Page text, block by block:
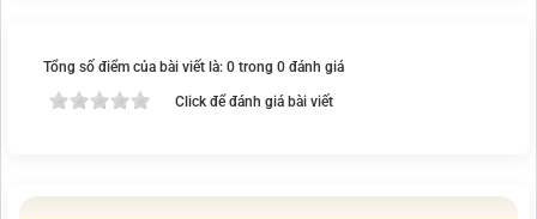
Tổng số điểm của bài viết là: 0 trong 0 đánh giá
Click để đánh giá bài viết